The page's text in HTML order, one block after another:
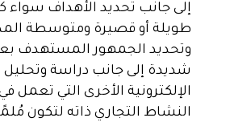
إلى جانب تحديد الأهداف سواء
طويلة أو قصيرة ومتوسطة
وتحديد الجمهور المستهدف
شديدة إلى جانب دراسة وتحليل
الإلكترونية الأخرى التي تعمل
النشاط التجاري ذاته لتكون